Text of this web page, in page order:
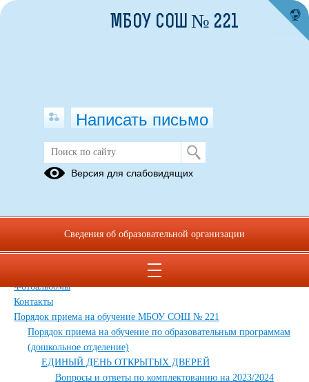
Карта сайта
Обращения граждан
Дополнительные сведения
Фотоальбомы
Контакты
Порядок приема на обучение МБОУ СОШ № 221
Порядок приема на обучение по образовательным программам
(дошкольное отделение)
ЕДИНЫЙ ДЕНЬ ОТКРЫТЫХ ДВЕРЕЙ
Вопросы и ответы по комплектованию на 2023/2024
МБОУ СОШ № 221
Написать письмо
Версия для слабовидящих
Сведения об образовательной организации